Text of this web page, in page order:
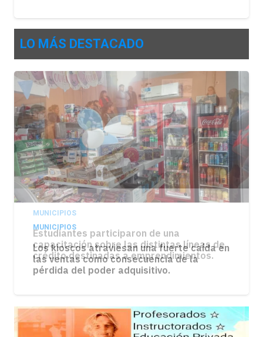
LO MÁS DESTACADO
MUNICIPIOS
Los kioscos atraviesan una fuerte caída en
las ventas como consecuencia de la
pérdida del poder adquisitivo.